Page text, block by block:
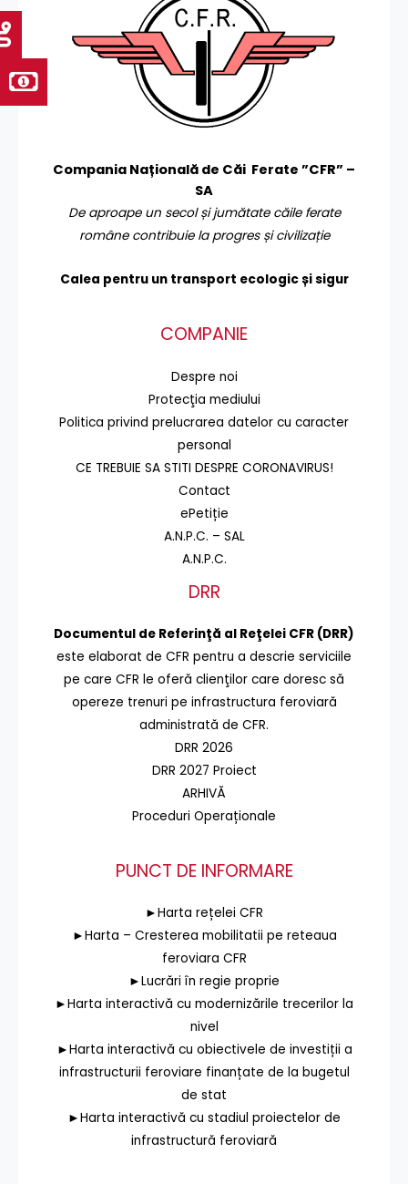
Compania Națională de Căi Ferate ”CFR” –
SA
De aproape un secol și jumătate căile ferate
române contribuie la progres și civilizație
Calea pentru un transport ecologic și sigur
COMPANIE
Despre noi
Protecţia mediului
Politica privind prelucrarea datelor cu caracter
personal
CE TREBUIE SA STITI DESPRE CORONAVIRUS!
Contact
ePetiție
A.N.P.C. – SAL
A.N.P.C.
DRR
Documentul de Referinţă al Reţelei CFR (DRR)
este elaborat de CFR pentru a descrie serviciile
pe care CFR le oferă clienţilor care doresc să
opereze trenuri pe infrastructura feroviară
administrată de CFR.
DRR 2026
DRR 2027 Proiect
ARHIVĂ
Proceduri Operaționale
PUNCT DE INFORMARE
►Harta rețelei CFR
►Harta – Cresterea mobilitatii pe reteaua
feroviara CFR
►Lucrări în regie proprie
►Harta interactivă cu modernizările trecerilor la
nivel
►Harta interactivă cu obiectivele de investiții a
infrastructurii feroviare finanțate de la bugetul
de stat
►Harta interactivă cu stadiul proiectelor de
infrastructură feroviară